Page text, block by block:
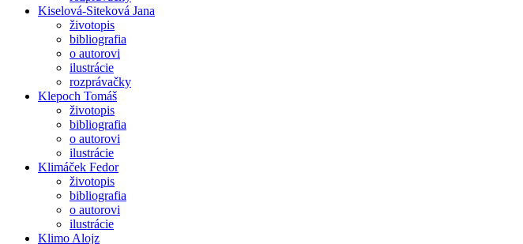
Kiselová-Siteková Jana
životopis
bibliografia
o autorovi
ilustrácie
rozprávačky
Klepoch Tomáš
životopis
bibliografia
o autorovi
ilustrácie
Klimáček Fedor
životopis
bibliografia
o autorovi
ilustrácie
Klimo Alojz